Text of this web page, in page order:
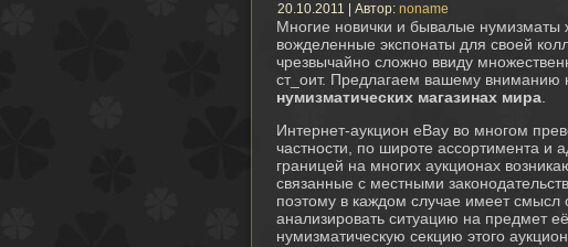
20.10.2011 | Автор: noname
Многие новички и бывалые нумизматы
вожделенные экспонаты для своей
чрезвычайно сложно ввиду
ст_оит. Предлагаем вашему вниманию
нумизматических магазинах мира.
Интернет-аукцион eBay во многом
частности, по широте ассортимента и
границей на многих аукционах
связанные с местными
поэтому в каждом случае имеет смысл
анализировать ситуацию на предмет
нумизматическую секцию этого